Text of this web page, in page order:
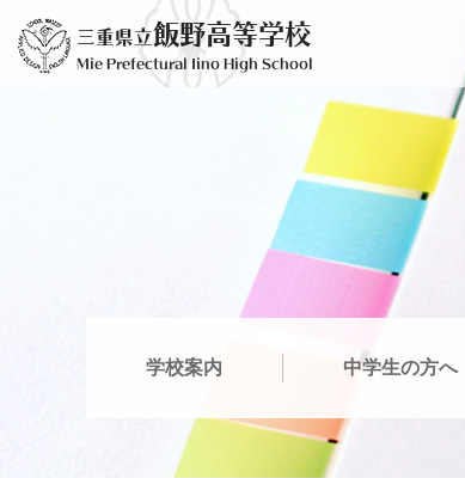
三重県立飯野高等学校
Mie Prefectural Iino High School
学校案内 中学生の方へ